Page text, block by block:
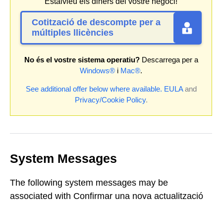
Cotització de descompte per a
múltiples llicències
No és el vostre sistema operatiu?Descarrega per a
Windows® i Mac®.
See additional offer below where available. EULAand
Privacy/Cookie Policy.
System Messages
The following system messages may be
associated with Confirmar una nova actualització